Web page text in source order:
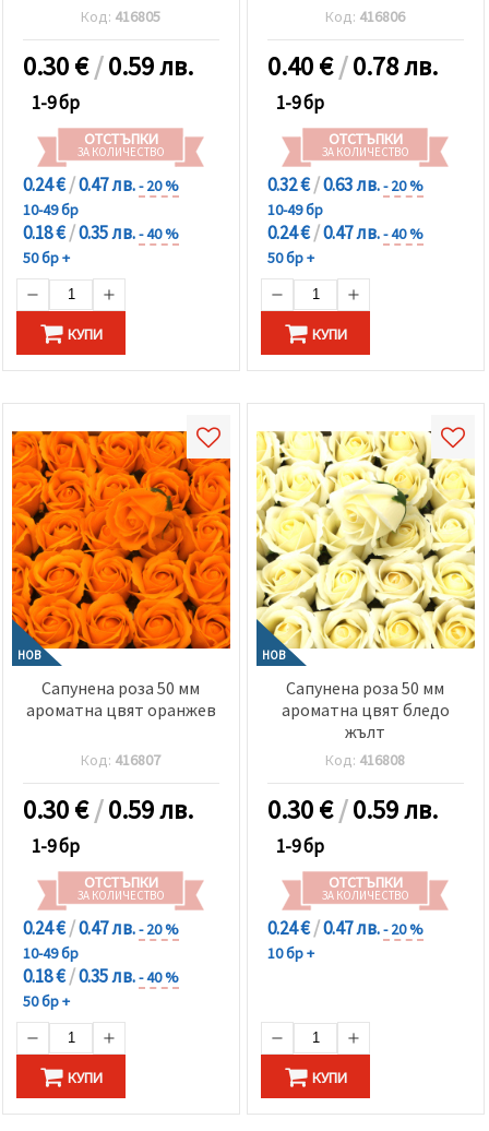
всички
Настройки
на
бисквитките
Код: 416805
0.30€/0.59 лв.
1-9 бр
ОТСТЪПКИ
ЗА КОЛИЧЕСТВО
0.24 €/0.47 лв.- 20 %
10-49 бр
0.18 €/0.35 лв.- 40 %
50 бр +
КУПИ
Код: 416806
0.40€/0.78 лв.
1-9 бр
ОТСТЪПКИ
ЗА КОЛИЧЕСТВО
0.32 €/0.63 лв.- 20 %
10-49 бр
0.24 €/0.47 лв.- 40 %
50 бр +
КУПИ
НОВ
Сапунена роза 50 мм
ароматна цвят оранжев
Код: 416807
0.30€/0.59 лв.
1-9 бр
ОТСТЪПКИ
ЗА КОЛИЧЕСТВО
0.24 €/0.47 лв.- 20 %
10-49 бр
0.18 €/0.35 лв.- 40 %
50 бр +
КУПИ
НОВ
Сапунена роза 50 мм
ароматна цвят бледо
жълт
Код: 416808
0.30€/0.59 лв.
1-9 бр
ОТСТЪПКИ
ЗА КОЛИЧЕСТВО
0.24 €/0.47 лв.- 20 %
10 бр +
КУПИ